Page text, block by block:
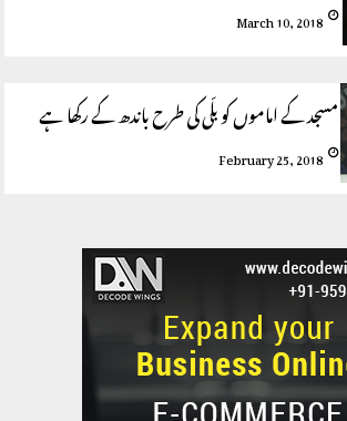
March 10, 2018
مسجد کے اماموں کو بلّی کی طرح باندھ کے رکھا ہے
February 25, 2018